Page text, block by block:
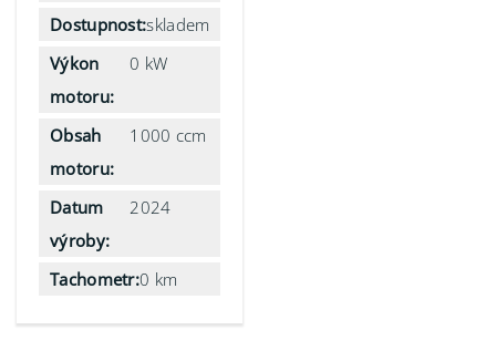
Dostupnost:skladem
Výkon
motoru:
0 kW
Obsah
motoru:
1000 ccm
Datum
výroby:
2024
Tachometr:0 km